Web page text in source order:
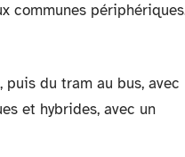
communes
puis du tram au bus, avec
et hybrides, avec un